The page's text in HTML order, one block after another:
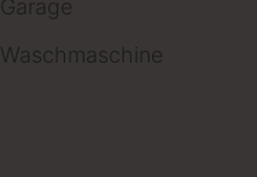
Garage
Waschmaschine